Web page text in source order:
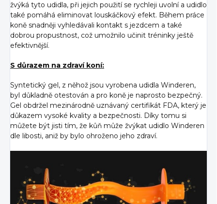
žvýká tyto udidla, při jejich použití se rychleji uvolní a udidlo
také pomáhá eliminovat louskáčkový efekt. Během práce
koně snadněji vyhledávali kontakt s jezdcem a také
dobrou propustnost, což umožnilo učinit tréninky ještě
efektivnější.
S důrazem na zdraví koní:
Syntetický gel, z něhož jsou vyrobena udidla Winderen,
byl důkladně otestován a pro koně je naprosto bezpečný.
Gel obdržel mezinárodně uznávaný certifikát FDA, který je
důkazem vysoké kvality a bezpečnosti. Díky tomu si
můžete být jisti tím, že kůň může žvýkat udidlo Winderen
dle libosti, aniž by bylo ohroženo jeho zdraví.